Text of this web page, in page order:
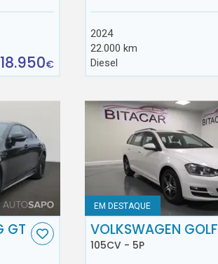
18.950€
2024
22.000 km
Diesel
GT
EM DESTAQUE
VOLKSWAGEN GOLF
105CV - 5P